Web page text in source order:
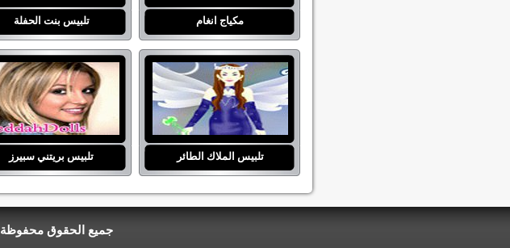
مكياج انغام تلبيس بنت الحفلة
تلبيس الملاك الطائر تلبيس بريتني سبيرز
جميع الحقوق محفوظة 2007 - 2026 | العاب بنات جدة دولز